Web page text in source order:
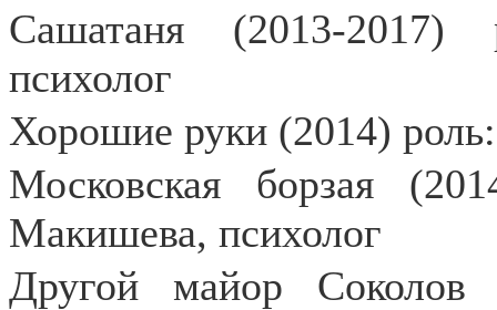
Сашатаня (2013-2017)
психолог
Хорошие руки (2014)
Московская борзая
Макишева, психолог
Другой майор